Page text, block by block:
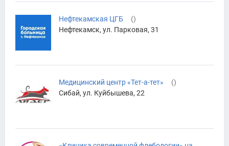
Нефтекамская ЦГБ ()
Нефтекамск, ул. Парковая, 31
Медицинский центр «Тет-а-тет» ()
Сибай, ул. Куйбышева, 22